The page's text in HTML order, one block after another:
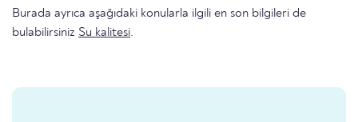
Burada ayrıca aşağıdaki konularla ilgili en son bilgileri de
bulabilirsiniz Su kalitesi.